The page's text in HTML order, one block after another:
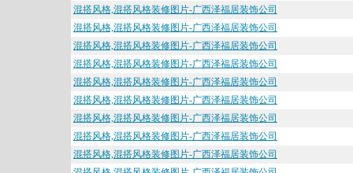
混搭风格,混搭风格装修图片-广西泽福居装饰公司
混搭风格,混搭风格装修图片-广西泽福居装饰公司
混搭风格,混搭风格装修图片-广西泽福居装饰公司
混搭风格,混搭风格装修图片-广西泽福居装饰公司
混搭风格,混搭风格装修图片-广西泽福居装饰公司
混搭风格,混搭风格装修图片-广西泽福居装饰公司
混搭风格,混搭风格装修图片-广西泽福居装饰公司
混搭风格,混搭风格装修图片-广西泽福居装饰公司
混搭风格,混搭风格装修图片-广西泽福居装饰公司